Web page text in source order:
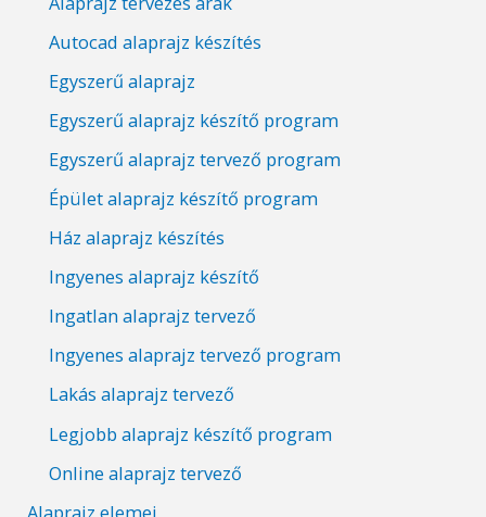
Autocad alaprajz készítés
Egyszerű alaprajz
Egyszerű alaprajz készítő program
Egyszerű alaprajz tervező program
Épület alaprajz készítő program
Ház alaprajz készítés
Ingyenes alaprajz készítő
Ingatlan alaprajz tervező
Ingyenes alaprajz tervező program
Lakás alaprajz tervező
Legjobb alaprajz készítő program
Online alaprajz tervező
Alaprajz elemei